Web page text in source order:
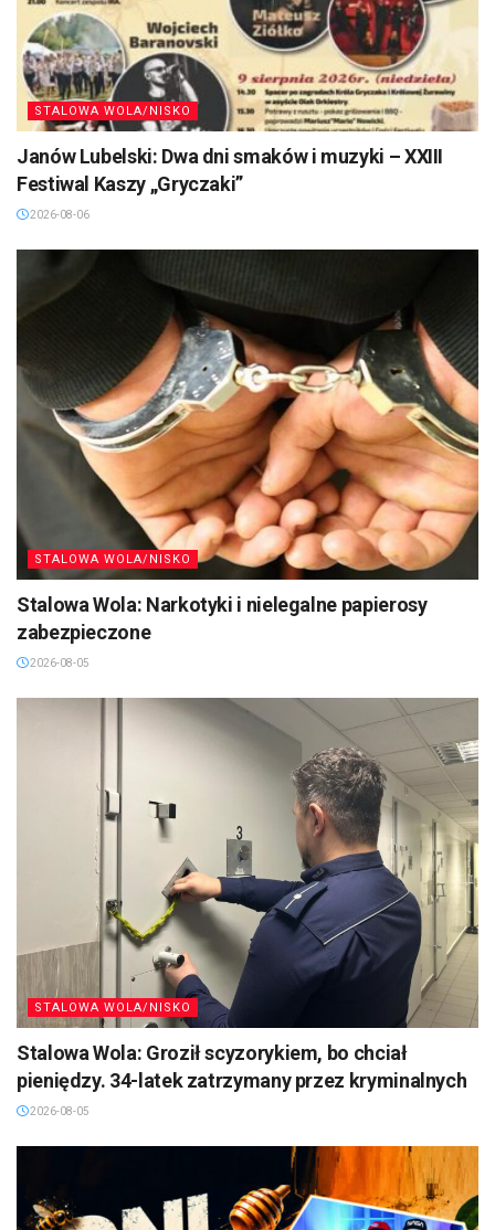
STALOWA WOLA/NISKO
Janów Lubelski: Dwa dni smaków i muzyki – XXIII
Festiwal Kaszy „Gryczaki”
2026-08-06
STALOWA WOLA/NISKO
Stalowa Wola: Narkotyki i nielegalne papierosy
zabezpieczone
2026-08-05
STALOWA WOLA/NISKO
Stalowa Wola: Groził scyzorykiem, bo chciał
pieniędzy. 34-latek zatrzymany przez kryminalnych
2026-08-05